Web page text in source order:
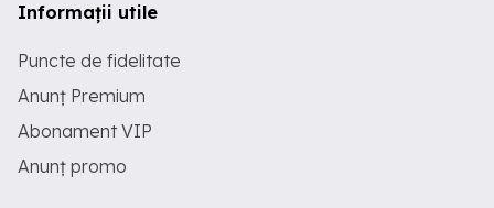
Informații utile
Puncte de fidelitate
Anunț Premium
Abonament VIP
Anunț promo